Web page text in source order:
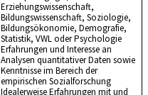
Erziehungswissenschaft,
Bildungswissenschaft, Soziologie,
Bildungsökonomie, Demografie,
Statistik, VWL oder Psychologie
Erfahrungen und Interesse an
Analysen quantitativer Daten sowie
Kenntnisse im Bereich der
empirischen Sozialforschung
Idealerweise Erfahrungen mit und